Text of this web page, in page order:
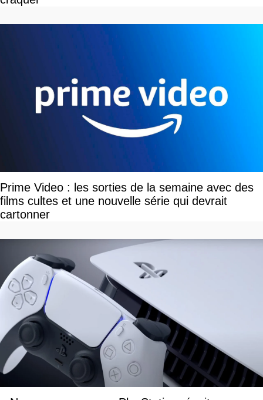
Prime Video : les sorties de la semaine avec des
films cultes et une nouvelle série qui devrait
cartonner